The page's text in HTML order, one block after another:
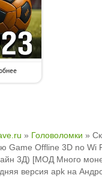
» Головоломки »
Game Offline 3D no Wi
3Д) [МОД Много
версия apk на